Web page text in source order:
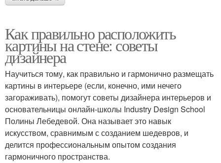
Как правильно расположить
картины на стене: советы
дизайнера
Научиться тому, как правильно и гармонично размещать
картины в интерьере (если, конечно, ими нечего
загораживать), помогут советы дизайнера интерьеров и
основательницы онлайн-школы Industry Design School
Полины Лебедевой. Она называет это навык
искусством, сравнимым с созданием шедевров, и
делится профессиональным опытом создания
гармоничного пространства.